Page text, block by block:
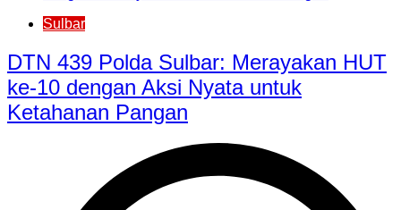
Sulbar
DTN 439 Polda Sulbar: Merayakan HUT
ke-10 dengan Aksi Nyata untuk
Ketahanan Pangan